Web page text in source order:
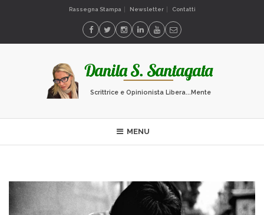
Rassegna Stampa Newsletter Contatti
Scrittrice e Opinionista Libera...Mente
MENU